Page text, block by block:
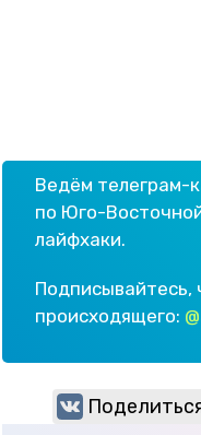
Ведём телеграм-
по Юго-
лайфхаки.
Подписывайтесь,
происходящего: